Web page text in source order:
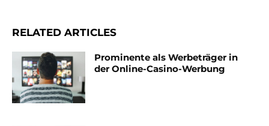
RELATED ARTICLES
Prominente als Werbeträger in
der Online-Casino-Werbung